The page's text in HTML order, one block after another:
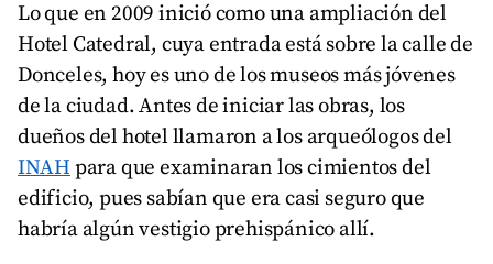
Lo que en 2009 inició como una ampliación del
Hotel Catedral, cuya entrada está sobre la calle de
Donceles, hoy es uno de los museos más jóvenes
de la ciudad. Antes de iniciar las obras, los
dueños del hotel llamaron a los arqueólogos del
INAHpara que examinaran los cimientos del
edificio, pues sabían que era casi seguro que
habría algún vestigio prehispánico allí.